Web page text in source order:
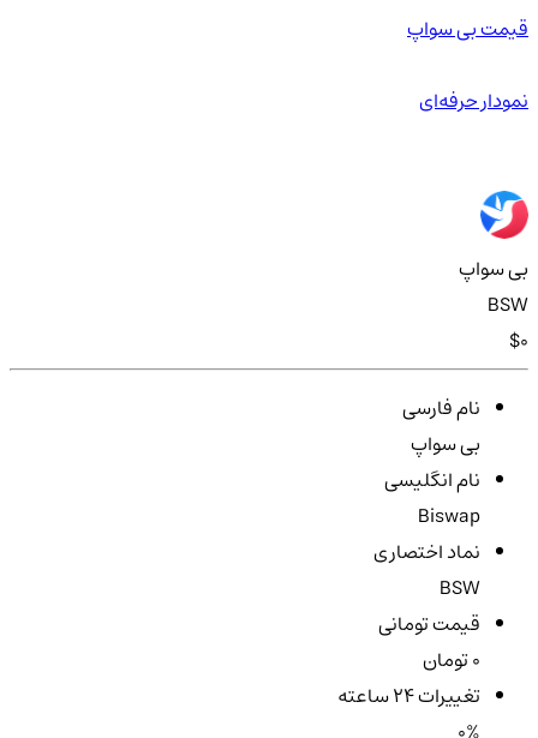
قیمت بی سواپ
نمودار حرفه‌ای
بی سواپ
BSW
$0
نام فارسی
بی سواپ
نام انگلیسی
Biswap
نماد اختصاری
BSW
قیمت تومانی
تغییرات ۲۴ ساعته